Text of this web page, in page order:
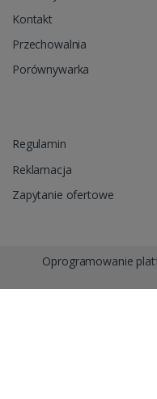
Kontakt
Przechowalnia
Porównywarka
Regulamin
Reklamacja
Zapytanie ofertowe
Oprogramowanie